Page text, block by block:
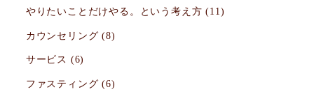
やりたいことだけやる。という考え方 (11)
カウンセリング (8)
サービス (6)
ファスティング (6)